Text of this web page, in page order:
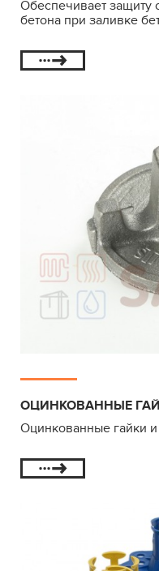
Обеспечивает защиту
бетона при заливке
ОЦИНКОВАННЫЕ
Оцинкованные гайки